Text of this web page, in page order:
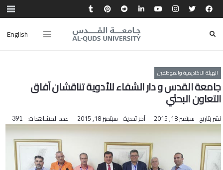
English
الهيئة الاكاديمية والموظفين
جامعة القدس و دار الشفاء للأدوية تناقشان آفاق
التعاون البحثي
نشر بتاريخ سبتمبر 18, 2015 آخر تحديث سبتمبر 18, 2015 عدد المشاهدات: 391